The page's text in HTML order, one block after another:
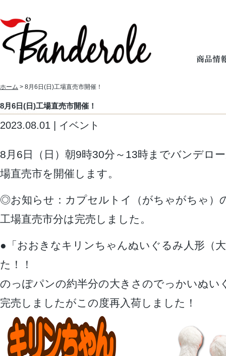
ホーム > 8月6日(日)工場直売市開催！
8月6日(日)工場直売市開催！
2023.08.01 | イベント
8月6日（日）朝9時30分～13時までバンデロ
場直売市を開催します。
◎お知らせ：カプセルトイ（がちゃがちゃ）
工場直売市分は完売しました。
●「おおきなキリンちゃんぬいぐるみ人形（
た！！
のっぽパンの約半分の大きさのでっかいぬい
完売しましたがこの度再入荷しました！